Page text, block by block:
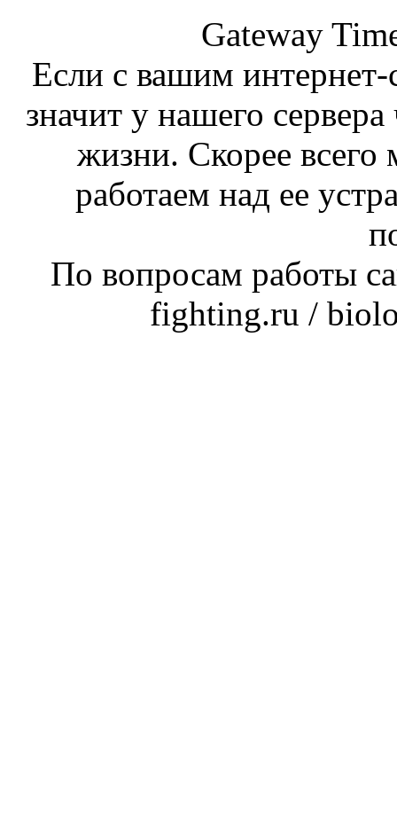
Gateway
Если с вашим интернет-
значит у нашего
жизни. Скорее
работаем над ее
По вопросам работы
fighting.ru /